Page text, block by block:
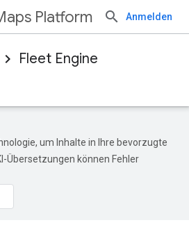
Platform Anmelden
Fleet Engine
um Inhalte in Ihre bevorzugte
Übersetzungen können Fehler